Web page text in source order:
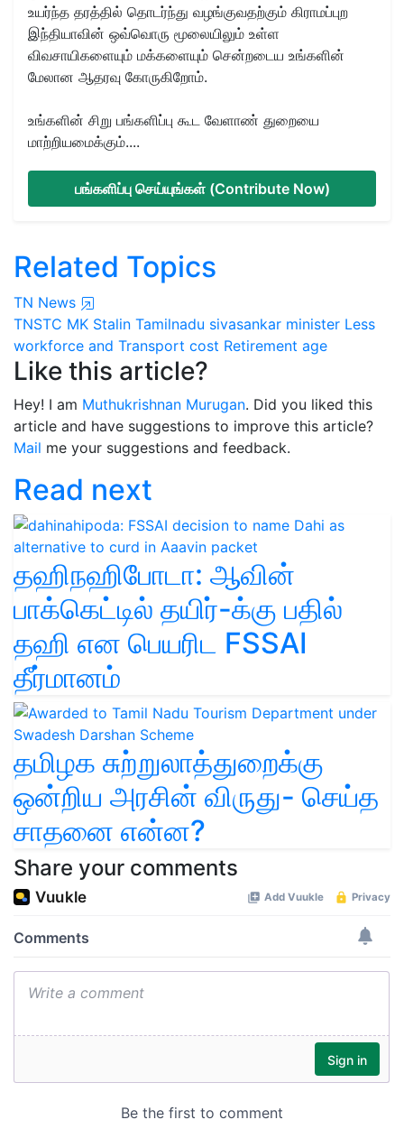
உயர்ந்த தரத்தில் தொடர்ந்து வழங்குவதற்கும் கிராமப்புற
இந்தியாவின் ஒவ்வொரு மூலையிலும் உள்ள
விவசாயிகளையும் மக்களையும் சென்றடைய உங்களின்
மேலான ஆதரவு கோருகிறோம்.
உங்களின் சிறு பங்களிப்பு கூட வேளாண் துறையை
மாற்றியமைக்கும்....
பங்களிப்பு செய்யுங்கள் (Contribute Now)
Related Topics
TN News
TNSTC MK Stalin Tamilnadu sivasankar minister Less
workforce and Transport cost Retirement age
Like this article?
Hey! I am Muthukrishnan Murugan. Did you liked this
article and have suggestions to improve this article?
Mail me your suggestions and feedback.
Read next
தஹிநஹிபோடா: ஆவின்
பாக்கெட்டில் தயிர்-க்கு பதில்
தஹி என பெயரிட FSSAI
தீர்மானம்
தமிழக சுற்றுலாத்துறைக்கு
ஒன்றிய அரசின் விருது- செய்த
சாதனை என்ன?
Share your comments